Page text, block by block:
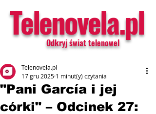
Telenovela.pl
Odkryj świat telenowel
"Pani García i jej
córki" – Odcinek 27:
Telenovela.pl
17 gru 2025 1 minut(y) czytania